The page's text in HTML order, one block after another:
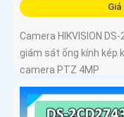
Giá
Camera HIKVISION
giám sát ống kính kép
camera PTZ 4MP